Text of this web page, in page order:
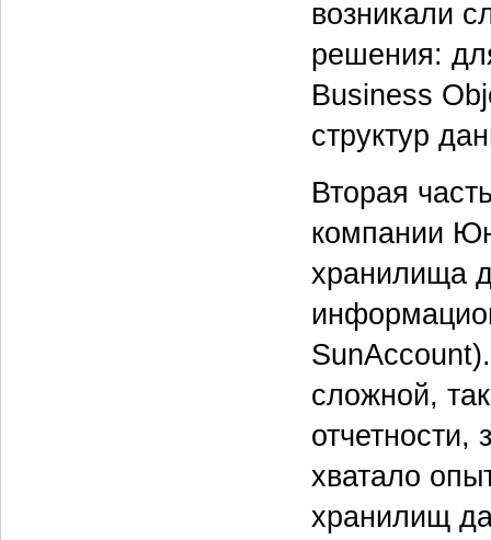
возникали
решения:
Business
структур
Вторая
компании
хранилища
сложной,
отчетности,
хватало
хранилищ